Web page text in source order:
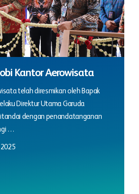
Kantor Aerowisata
telah diresmikan oleh Bapak
Direktur Utama Garuda
dengan penandatanganan
…
2025